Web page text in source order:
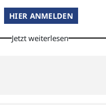
HIER ANMELDEN
Jetzt weiterlesen